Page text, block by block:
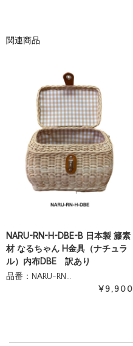
関連商品
NARU-RN-H-DBE-B 日本製 籐素
材 なるちゃん H金具（ナチュラ
ル）内布DBE 訳あり
品番：NARU-RN…
¥9,900